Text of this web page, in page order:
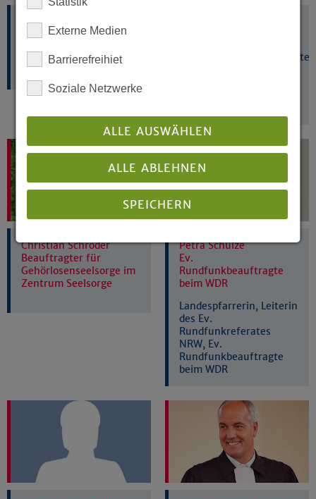
Klaus Dieter Reuber
Beauftragter für die
Gleichstellungsbeauftragte
Christian Schröder
Beauftragter für
Gehörlosenseelsorge im
Zentrum Seelsorge
Petra Schulze
Ev.
Rundfunkbeauftragte
beim WDR
Landespfarrerin, Leiterin
des Ev.
Rundfunkreferates
NRW, Ev.
Rundfunkbeauftragte
beim WDR
Externe Medien
Barrierefreihiet
Soziale Netzwerke
ALLE AUSWÄHLEN
ALLE ABLEHNEN
SPEICHERN
Details anzeigen
Impressum Datenschutz